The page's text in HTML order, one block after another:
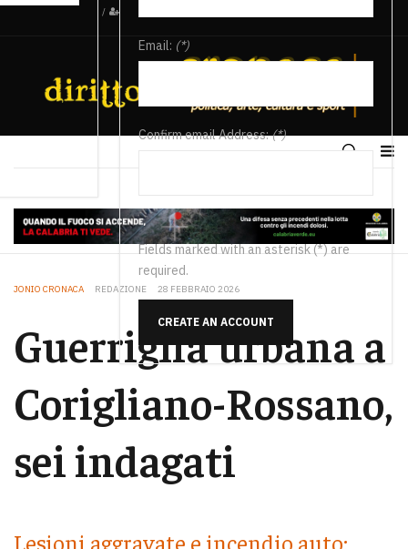
/
Email: (*)
Confirm email Address:(*)
Fields marked with an asterisk (*) are
required.
CREATE AN ACCOUNT
JONIO CRONACA REDAZIONE 28 FEBBRAIO 2026
Guerriglia urbana a
Corigliano-Rossano,
sei indagati
Lesioni aggravate e incendio auto: